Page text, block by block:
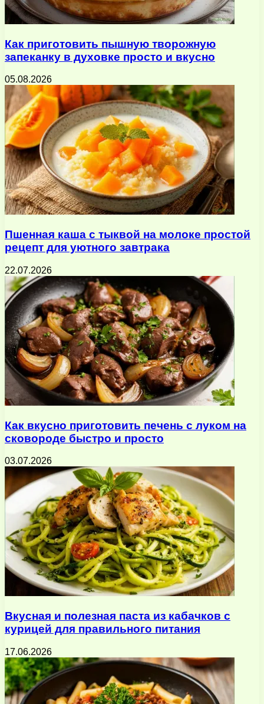
Как приготовить пышную творожную
запеканку в духовке просто и вкусно
05.08.2026
Пшенная каша с тыквой на молоке простой
рецепт для уютного завтрака
22.07.2026
Как вкусно приготовить печень с луком на
сковороде быстро и просто
03.07.2026
Вкусная и полезная паста из кабачков с
курицей для правильного питания
17.06.2026